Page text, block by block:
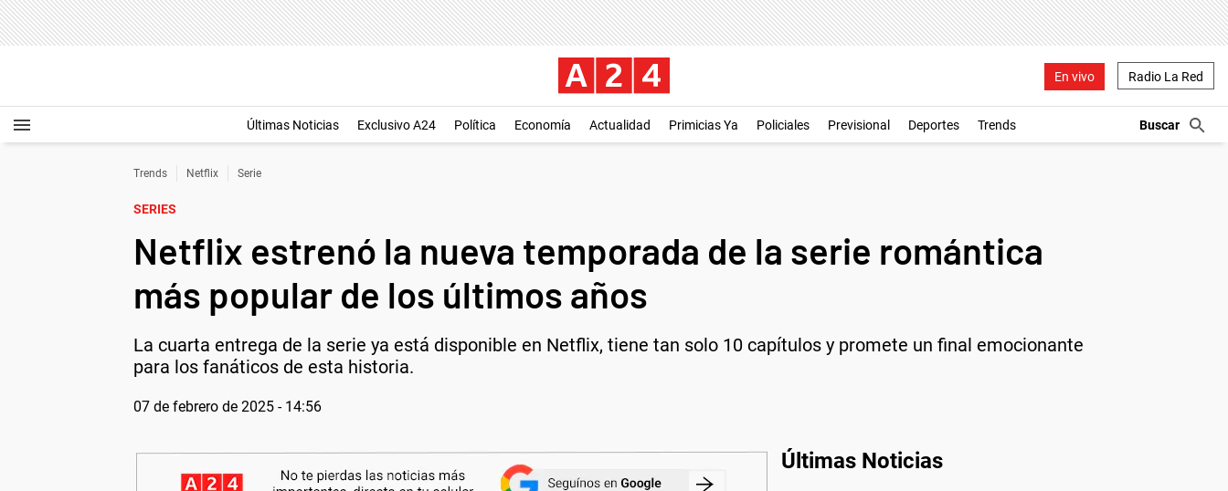
En vivo Radio La Red
Últimas Noticias Exclusivo A24 Política Economía Actualidad Primicias Ya Policiales Previsional Deportes Trends
Trends Netflix Serie
SERIES
Netflix estrenó la nueva temporada de la serie romántica
más popular de los últimos años
La cuarta entrega de la serie ya está disponible en Netflix, tiene tan solo 10 capítulos y promete un final emocionante
para los fanáticos de esta historia.
07 de febrero de 2025 - 14:56
Últimas Noticias